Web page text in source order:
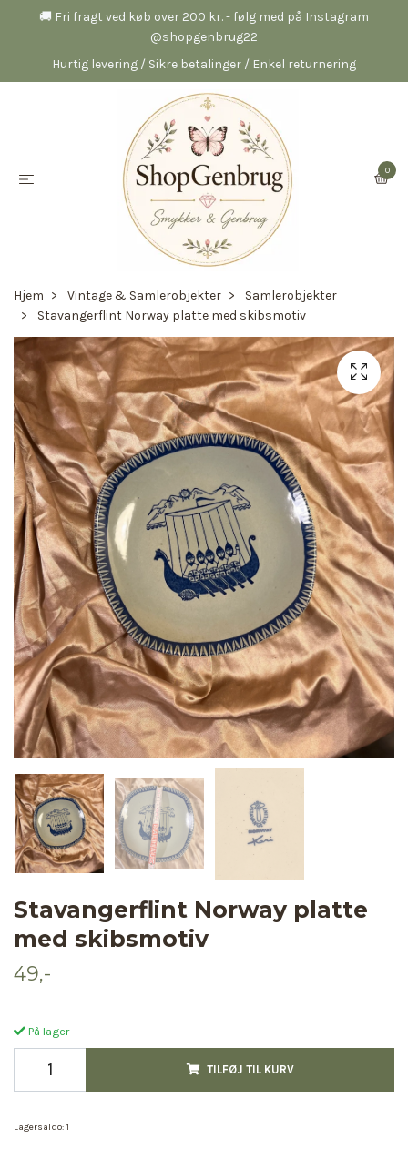
🚚 Fri fragt ved køb over 200 kr. - følg med på Instagram
@shopgenbrug22
Hurtig levering / Sikre betalinger / Enkel returnering
0
Hjem Vintage & Samlerobjekter
Samlerobjekter
Stavangerflint Norway platte med skibsmotiv
Stavangerflint Norway platte
med skibsmotiv
49,-
På lager
TILFØJ TIL KURV
Lagersaldo: 1